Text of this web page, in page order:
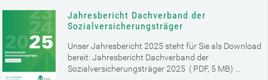
Jahresbericht Dachverband der
Sozialversicherungsträger
Unser Jahresbericht 2025 steht für Sie als Download
bereit: Jahresbericht Dachverband der
Sozialversicherungsträger 2025 ( PDF, 5 MB) ...